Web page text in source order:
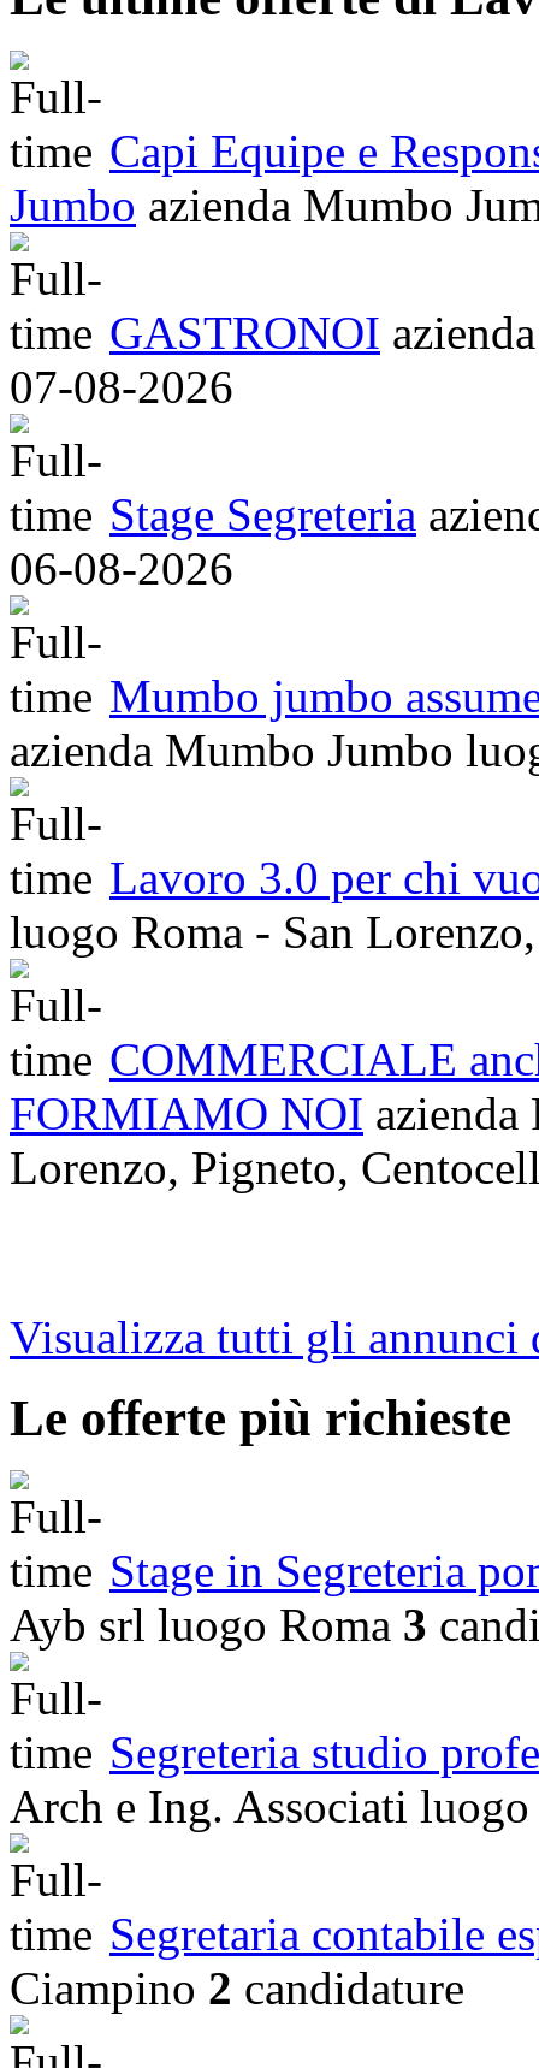
Capi Equipe e
Jumbo azienda Mumbo
GASTRONOI azienda
07-08-2026
Stage Segreteria
06-08-2026
Mumbo jumbo
azienda Mumbo Jumbo
Lavoro 3.0 per chi
luogo Roma - San
COMMERCIALE
FORMIAMO NOI azienda
Lorenzo, Pigneto,
Visualizza tutti gli annunci
Le offerte più richieste
Stage in Segreteria
Ayb srl luogo Roma 3
Segreteria studio
Arch e Ing. Associati luogo
Segretaria contabile
Ciampino 2 candidature